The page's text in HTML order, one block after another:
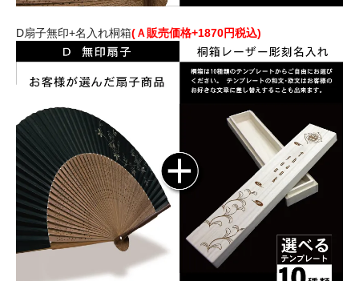
D扇子無印+名入れ桐箱(Ａ販売価格+1870円税込)